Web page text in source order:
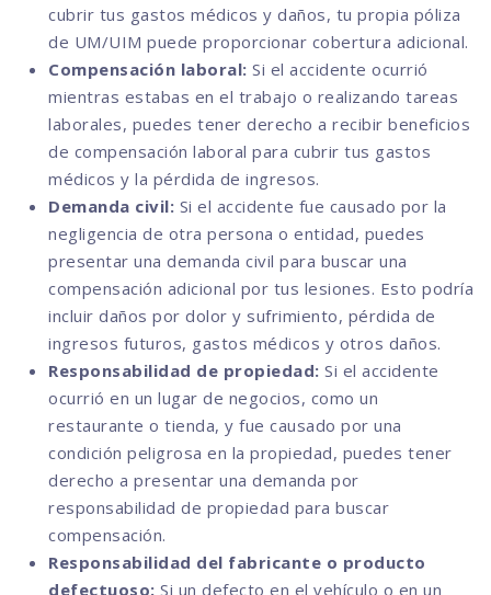
cubrir tus gastos médicos y daños, tu propia póliza
de UM/UIM puede proporcionar cobertura adicional.
Compensación laboral: Si el accidente ocurrió
mientras estabas en el trabajo o realizando tareas
laborales, puedes tener derecho a recibir beneficios
de compensación laboral para cubrir tus gastos
médicos y la pérdida de ingresos.
Demanda civil: Si el accidente fue causado por la
negligencia de otra persona o entidad, puedes
presentar una demanda civil para buscar una
compensación adicional por tus lesiones. Esto podría
incluir daños por dolor y sufrimiento, pérdida de
ingresos futuros, gastos médicos y otros daños.
Responsabilidad de propiedad: Si el accidente
ocurrió en un lugar de negocios, como un
restaurante o tienda, y fue causado por una
condición peligrosa en la propiedad, puedes tener
derecho a presentar una demanda por
responsabilidad de propiedad para buscar
compensación.
Responsabilidad del fabricante o producto
defectuoso: Si un defecto en el vehículo o en un